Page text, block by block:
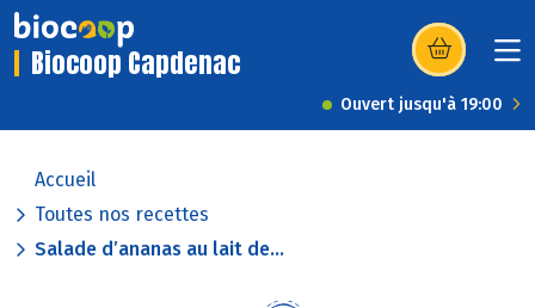
Biocoop Capdenac (s’ouvre dans
Ouvert jusqu'à 19:00
Accueil
Toutes nos recettes
Salade d’ananas au lait de...